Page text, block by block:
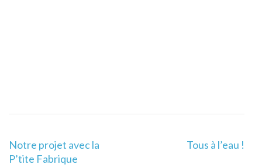
Navigation
de
Notre projet avec la
P’tite Fabrique
Tous à l’eau !